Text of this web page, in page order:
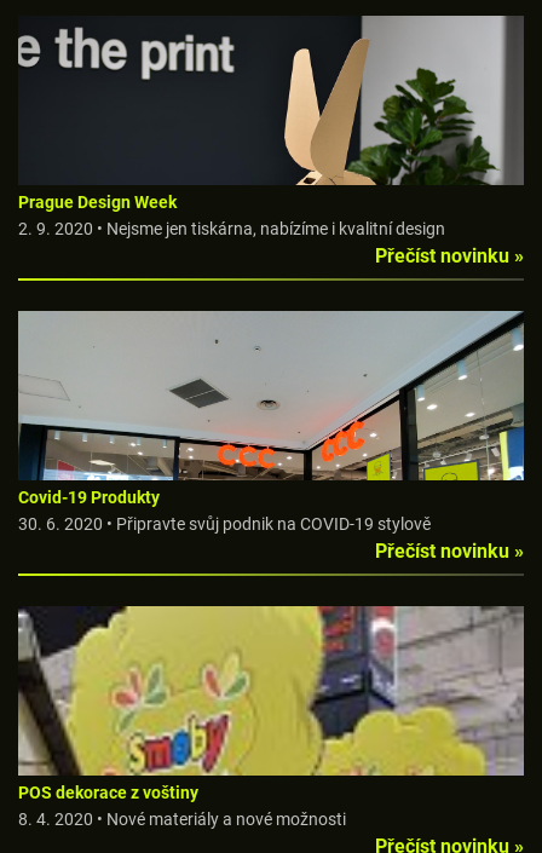
Prague Design Week
2. 9. 2020 • Nejsme jen tiskárna, nabízíme i kvalitní design
Přečíst novinku »
Covid-19 Produkty
30. 6. 2020 • Připravte svůj podnik na COVID-19 stylově
Přečíst novinku »
POS dekorace z voštiny
8. 4. 2020 • Nové materiály a nové možnosti
Přečíst novinku »